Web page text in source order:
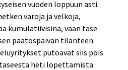
vuoden loppuun asti.
varoja ja velkoja,
kumulatiivisina, vaan tase
päätöspäivän tilanteen.
putoavat siis pois
heti lopettamista